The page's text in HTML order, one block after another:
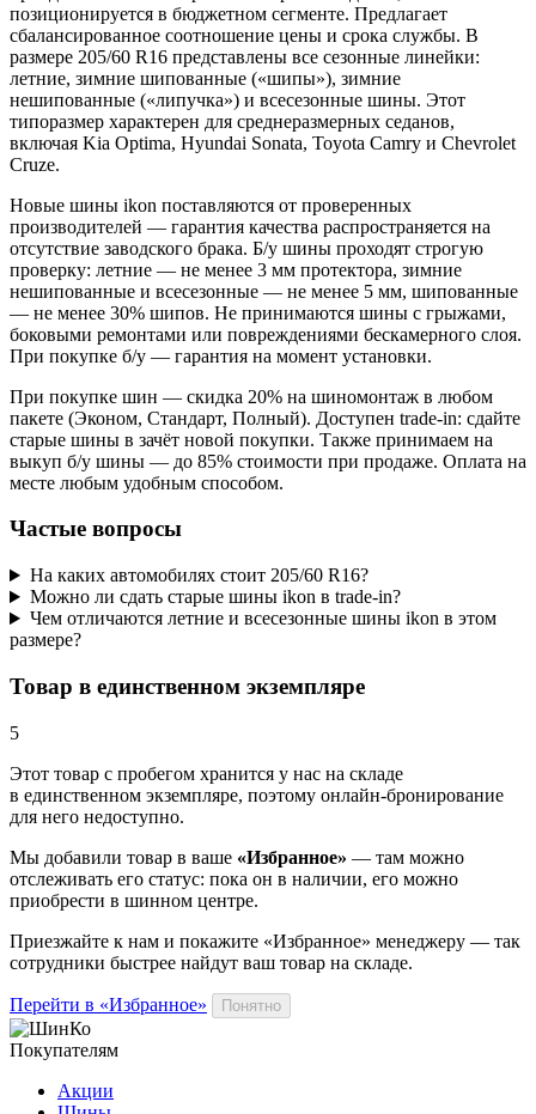
позиционируется в бюджетном сегменте. Предлагает
сбалансированное соотношение цены и срока службы. В
размере 205/60 R16 представлены все сезонные линейки:
летние, зимние шипованные («шипы»), зимние
нешипованные («липучка») и всесезонные шины. Этот
типоразмер характерен для среднеразмерных седанов,
включая Kia Optima, Hyundai Sonata, Toyota Camry и Chevrolet
Cruze.
Новые шины ikon поставляются от проверенных
производителей — гарантия качества распространяется на
отсутствие заводского брака. Б/у шины проходят строгую
проверку: летние — не менее 3 мм протектора, зимние
нешипованные и всесезонные — не менее 5 мм, шипованные
— не менее 30% шипов. Не принимаются шины с грыжами,
боковыми ремонтами или повреждениями бескамерного слоя.
При покупке б/у — гарантия на момент установки.
При покупке шин — скидка 20% на шиномонтаж в любом
пакете (Эконом, Стандарт, Полный). Доступен trade-in: сдайте
старые шины в зачёт новой покупки. Также принимаем на
выкуп б/у шины — до 85% стоимости при продаже. Оплата на
месте любым удобным способом.
Частые вопросы
На каких автомобилях стоит 205/60 R16?
Можно ли сдать старые шины ikon в trade-in?
Чем отличаются летние и всесезонные шины ikon в этом
размере?
Товар в единственном экземпляре
5
Этот товар с пробегом хранится у нас на складе
в единственном экземпляре, поэтому онлайн-бронирование
для него недоступно.
Мы добавили товар в ваше «Избранное» — там можно
отслеживать его статус: пока он в наличии, его можно
приобрести в шинном центре.
Приезжайте к нам и покажите «Избранное» менеджеру — так
сотрудники быстрее найдут ваш товар на складе.
Перейти в «Избранное» Понятно
Покупателям
Акции